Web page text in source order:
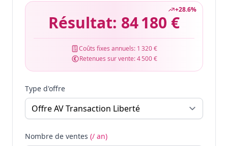
+28.6%
Résultat: 84 180 €
Coûts fixes annuels: 1 320 €
Retenues sur vente:4 500 €
Type d'offre
Nombre de ventes (/ an)